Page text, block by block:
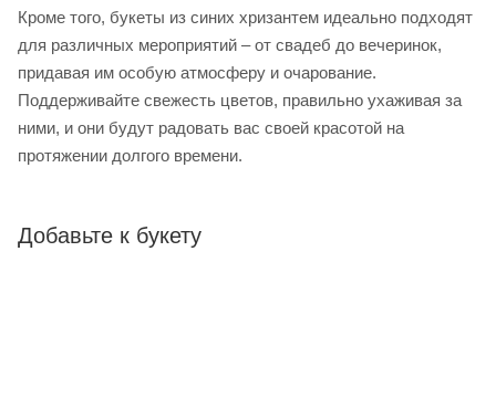
Кроме того, букеты из синих хризантем идеально подходят
для различных мероприятий – от свадеб до вечеринок,
придавая им особую атмосферу и очарование.
Поддерживайте свежесть цветов, правильно ухаживая за
ними, и они будут радовать вас своей красотой на
протяжении долгого времени.
Добавьте к букету